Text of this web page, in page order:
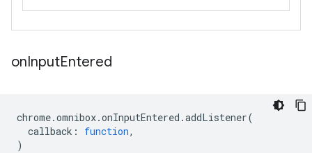
onInputEntered
chrome.omnibox.onInputEntered .addListener(
callback : function,
)